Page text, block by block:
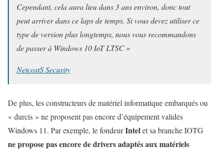
Cependant, cela aura lieu dans 3 ans environ, donc tout
peut arriver dans ce laps de temps. Si vous devez utiliser ce
type de version plus longtemps, nous vous recommandons
de passer à Windows 10 IoT LTSC »
NetcostS Security
De plus, les constructeurs de matériel informatique embarqués ou
« durcis » ne proposent pas encore d’équipement validés
Windows 11. Par exemple, le fondeurIntelet sa branche IOTG
ne propose pas encore de drivers adaptés aux matériels